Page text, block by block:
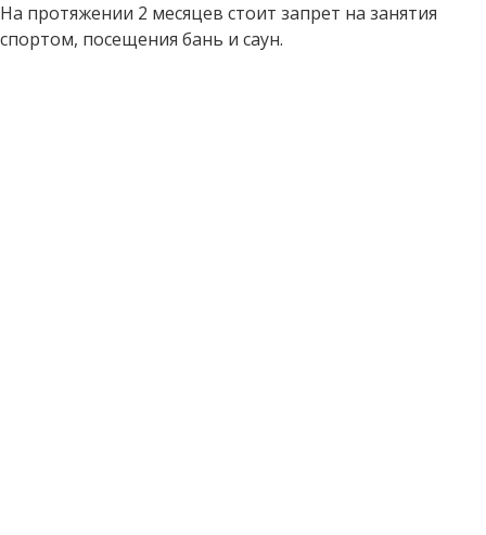
На протяжении 2 месяцев стоит запрет на занятия
спортом, посещения бань и саун.